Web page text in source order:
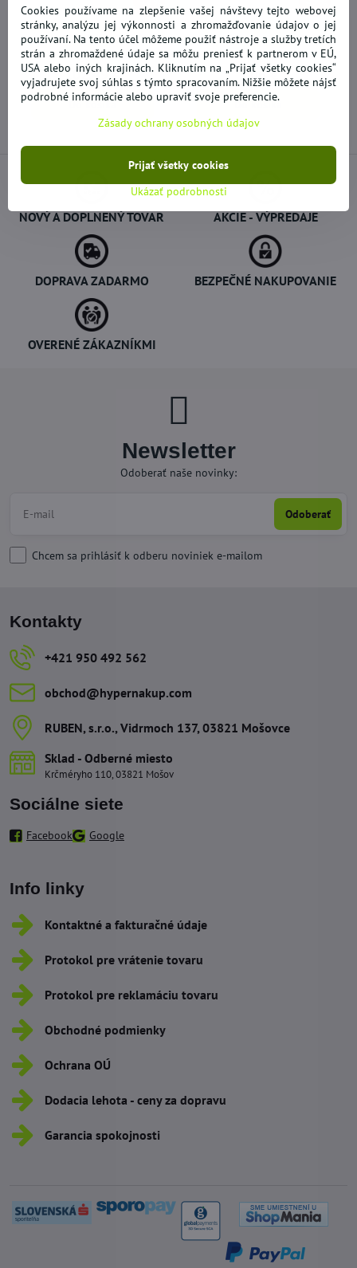
Elektrický gril Ariete Grill &
Taste 1918
2-3 DNI
102,49 €
Do košíka
Teflónová podložka na
grilovanie pečenie
SKLADOM
3,06 €
Do košíka
NOVÝ A DOPLNENÝ TOVAR AKCIE - VÝPREDAJE
DOPRAVA ZADARMO BEZPEČNÉ NAKUPOVANIE
OVERENÉ ZÁKAZNÍKMI
Newsletter
Odoberať naše novinky:
Odoberať
Chcem sa prihlásiť k odberu noviniek e-mailom
Kontakty
+421 950 492 562
obchod​@hypernakup​.com
RUBEN, s​.r​.o​., Vidrmoch 137, 03821 Mošovce
Sklad - Odberné miesto
Krčméryho 110, 03821 Mošov
Sociálne siete
Facebook Google
Info linky
Kontaktné a fakturačné údaje
Protokol pre vrátenie tovaru
Protokol pre reklamáciu tovaru
Obchodné podmienky
Ochrana OÚ
Dodacia lehota - ceny za dopravu
Garancia spokojnosti
Cookies používame na zlepšenie vašej návštevy tejto webovej
stránky, analýzu jej výkonnosti a zhromažďovanie údajov o jej
používaní. Na tento účel môžeme použiť nástroje a služby tretích
strán a zhromaždené údaje sa môžu preniesť k partnerom v EÚ,
USA alebo iných krajinách. Kliknutím na „Prijať všetky cookies“
vyjadrujete svoj súhlas s týmto spracovaním. Nižšie môžete nájsť
podrobné informácie alebo upraviť svoje preferencie.
Zásady ochrany osobných údajov
Ukázať podrobnosti
Prijať všetky cookies